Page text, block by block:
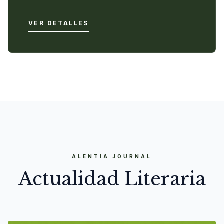
VER DETALLES
ALENTIA JOURNAL
Actualidad Literaria